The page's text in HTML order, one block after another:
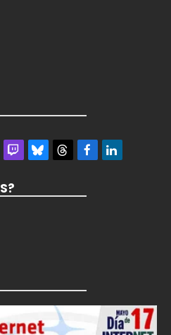
TwitchBlueskyThreadsFacebookLinkedIn